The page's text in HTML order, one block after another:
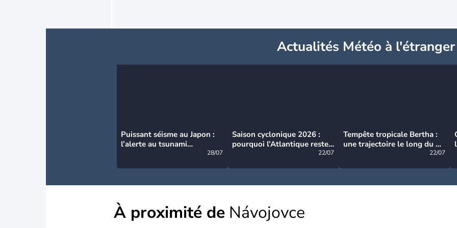
Actualités Météo à l'étranger
Puissant séisme au Japon :
l’alerte au tsunami
28/07
Saison cyclonique 2026 :
pourquoi l’Atlantique reste
22/07
Tempête tropicale Bertha :
une trajectoire le long du du
22/07
À proximité de Návojovce